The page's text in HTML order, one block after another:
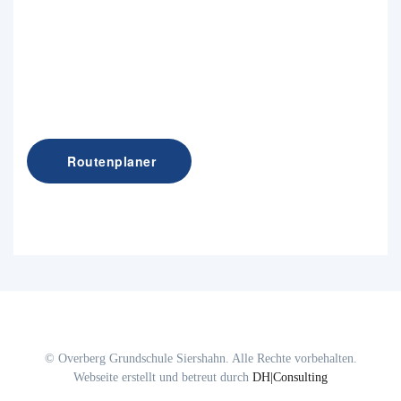
Routenplaner
© Overberg Grundschule Siershahn. Alle Rechte vorbehalten.
Webseite erstellt und betreut durch DH|Consulting